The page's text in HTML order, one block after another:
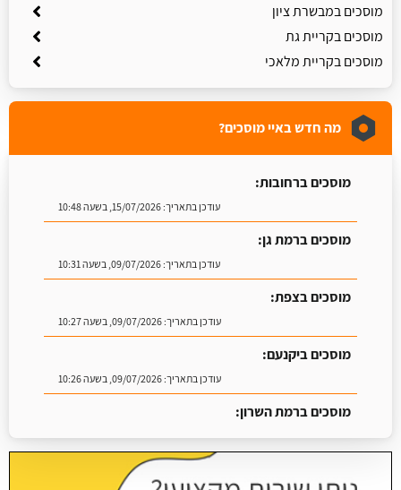
מוסכים במבשרת ציון
מוסכים בקריית גת
מוסכים בקריית מלאכי
מה חדש באיי מוסכים?
מוסכים ברחובות:
עודכן בתאריך:15/07/2026, בשעה 10:48
מוסכים ברמת גן:
עודכן בתאריך:09/07/2026, בשעה 10:31
מוסכים בצפת:
עודכן בתאריך:09/07/2026, בשעה 10:27
מוסכים ביקנעם:
עודכן בתאריך:09/07/2026, בשעה 10:26
מוסכים ברמת השרון:
עודכן בתאריך:16/07/2026, בשעה 09:07